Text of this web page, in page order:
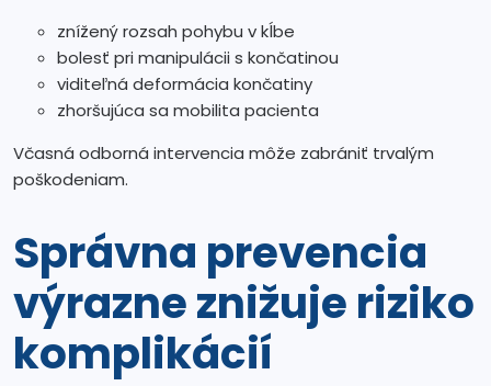
znížený rozsah pohybu v kĺbe
bolesť pri manipulácii s končatinou
viditeľná deformácia končatiny
zhoršujúca sa mobilita pacienta
Včasná odborná intervencia môže zabrániť trvalým
poškodeniam.
Správna prevencia
výrazne znižuje riziko
komplikácií